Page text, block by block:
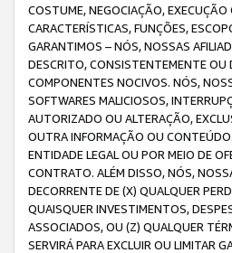
COSTUME, NEGOCIAÇÃO,
CARACTERÍSTICAS, FUNÇÕES,
GARANTIMOS – NÓS, NOSSAS
DESCRITO, CONSISTENTEMENTE OU
COMPONENTES NOCIVOS. NÓS,
SOFTWARES MALICIOSOS,
AUTORIZADO OU ALTERAÇÃO,
OUTRA INFORMAÇÃO OU
ENTIDADE LEGAL OU POR MEIO DE
CONTRATO. ALÉM DISSO, NÓS,
DECORRENTE DE (X) QUALQUER
QUAISQUER INVESTIMENTOS,
ASSOCIADOS, OU (Z) QUALQUER
SERVIRÁ PARA EXCLUIR OU LIMITAR